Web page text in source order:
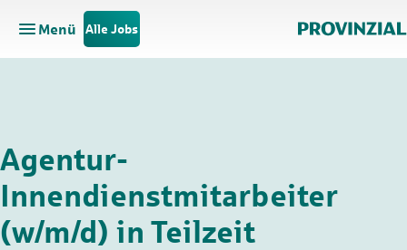
Zum Hauptinhalt springen
Zur Navigation springen
Menü
Hauptnavigation öffnen
Alle Jobs
Agentur-
Innendienstmitarbeiter
(w/m/d) in Teilzeit